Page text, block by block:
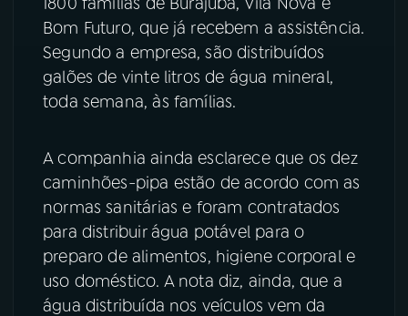
Bom Futuro, que já recebem a assistência.
Segundo a empresa, são distribuídos
galões de vinte litros de água mineral,
toda semana, às famílias.
A companhia ainda esclarece que os dez
caminhões-pipa estão de acordo com as
normas sanitárias e foram contratados
para distribuir água potável para o
preparo de alimentos, higiene corporal e
uso doméstico. A nota diz, ainda, que a
água distribuída nos veículos vem da